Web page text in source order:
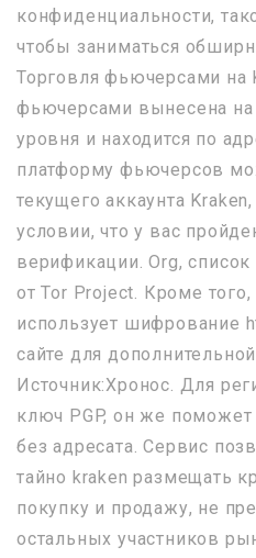
конфиденциальности,
чтобы заниматься
Торговля фьючерсами на
фьючерсами вынесена на
уровня и находится по
платформу фьючерсов
текущего аккаунта
условии, что у вас
верификации. Org,
от Tor Project. Кроме
использует шифрование
сайте для
Источник:Хронос. Для
ключ PGP, он же поможет
без адресата. Сервис
тайно kraken размещать
покупку и продажу, не
остальных участников